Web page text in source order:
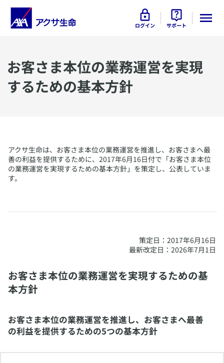
ログイン サポート
​お客さま本位の業務運営を実現
するための基本方針
アクサ生命は、お客さま本位の業務運営を推進し、お客さまへ最
善の利益を提供するために、2017年6月16日付で「お客さま本位
の業務運営を実現するための基本方針」を策定し、公表していま
す。
策定日：2017年6月16日
最新改定日：2026年7月1日
お客さま本位の業務運営を実現するための基
本方針
お客さま本位の業務運営を推進し、お客さまへ最善
の利益を提供するための5つの基本方針